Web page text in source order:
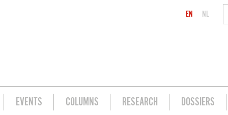
EN NL
EVENTS COLUMNS RESEARCH DOSSIERS